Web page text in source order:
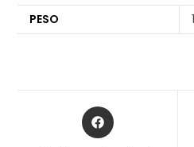
PESO